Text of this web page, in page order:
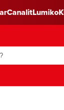
CanalitLumiko